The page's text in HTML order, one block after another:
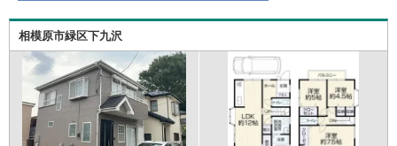
相模原市緑区下九沢